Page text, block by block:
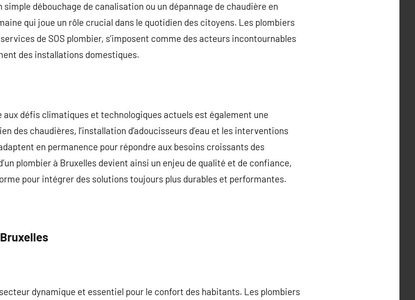
simple débouchage de canalisation ou un dépannage de chaudière en
qui joue un rôle crucial dans le quotidien des citoyens. Les plombiers
services de SOS plombier, s’imposent comme des acteurs incontournables
des installations domestiques.
défis climatiques et technologiques actuels est également une
des chaudières, l’installation d’adoucisseurs d’eau et les interventions
en permanence pour répondre aux besoins croissants des
plombier à Bruxelles devient ainsi un enjeu de qualité et de confiance,
pour intégrer des solutions toujours plus durables et performantes.
dynamique et essentiel pour le confort des habitants. Les plombiers